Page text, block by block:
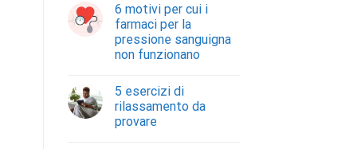
6 motivi per cui i
farmaci per la
pressione sanguigna
non funzionano
5 esercizi di
rilassamento da
provare